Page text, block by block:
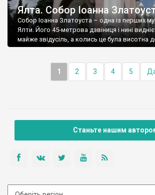
Ялта. Собор Іоанна
Собор Іоанна Златоуста – одна із перших
Ялти. Його 45-метрова дзвіниця і нині
майже звідусіль, а колись це була висотна
1 2 3 4 5
Станьте нашим